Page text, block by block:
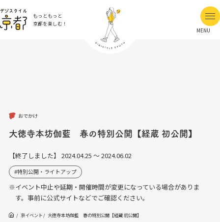
もっともっと
京都を楽しむ！
MENU
おでかけ
大徳寺本坊伽藍 春の特別公開【経蔵 初公開】
【終了しました】 2024.04.25 ～ 2024.06.02
特別公開・ライトアップ
※イベント中止や延期・開催時間が変更になっている場合がありま
す。事前に公式サイトなどでご確認ください。
京イベント 大徳寺本坊伽藍 春の特別公開【経蔵 初公開】